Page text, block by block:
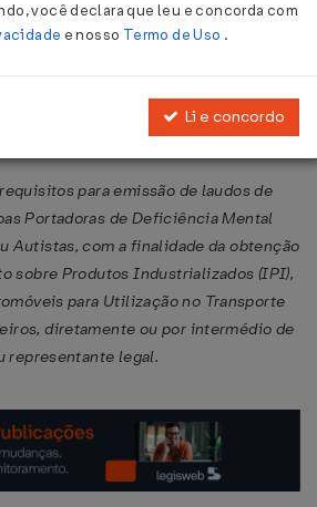
MS/SEDH
para emissão de laudos de
Portadoras de Deficiência Mental
Autistas, com a finalidade da obtenção
sobre Produtos Industrializados (IPI),
para Utilização no Transporte
diretamente ou por intermédio de
representante legal.
você declara que leu e concorda com
e nosso Termo de Uso .
Li e concordo